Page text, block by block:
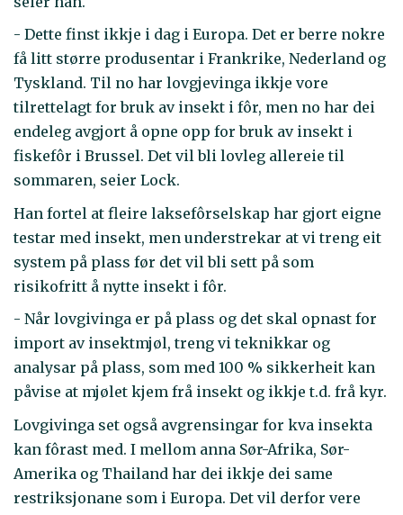
- Dette finst ikkje i dag i Europa. Det er berre nokre
få litt større produsentar i Frankrike, Nederland og
Tyskland. Til no har lovgjevinga ikkje vore
tilrettelagt for bruk av insekt i fôr, men no har dei
endeleg avgjort å opne opp for bruk av insekt i
fiskefôr i Brussel. Det vil bli lovleg allereie til
sommaren, seier Lock.
Han fortel at fleire laksefôrselskap har gjort eigne
testar med insekt, men understrekar at vi treng eit
system på plass før det vil bli sett på som
risikofritt å nytte insekt i fôr.
- Når lovgivinga er på plass og det skal opnast for
import av insektmjøl, treng vi teknikkar og
analysar på plass, som med 100 % sikkerheit kan
påvise at mjølet kjem frå insekt og ikkje t.d. frå kyr.
Lovgivinga set også avgrensingar for kva insekta
kan fôrast med. I mellom anna Sør-Afrika, Sør-
Amerika og Thailand har dei ikkje dei same
restriksjonane som i Europa. Det vil derfor vere